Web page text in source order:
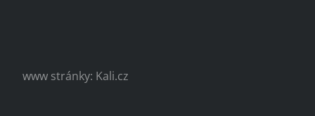
www stránky: Kali.cz